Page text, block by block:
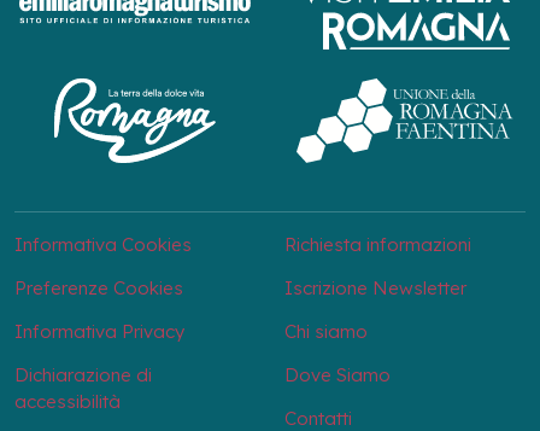
Informativa Cookies
Preferenze Cookies
Informativa Privacy
Dichiarazione di
accessibilità
Richiesta informazioni
Iscrizione Newsletter
Chi siamo
Dove Siamo
Contatti